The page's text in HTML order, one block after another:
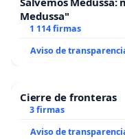
Medussa"
1 114 firmas
Aviso de
Cierre de fronteras
3 firmas
Aviso de